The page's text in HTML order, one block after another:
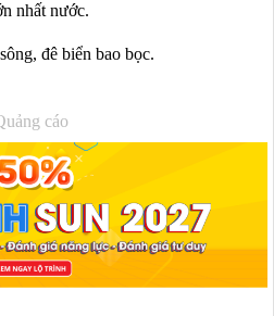
nhất nước.
đê biển bao bọc.
cáo